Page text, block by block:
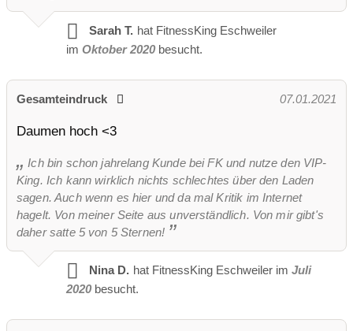
Sarah T. hat FitnessKing Eschweiler
im Oktober 2020 besucht.
Gesamteindruck 07.01.2021
Daumen hoch <3
Ich bin schon jahrelang Kunde bei FK und nutze den VIP-
King. Ich kann wirklich nichts schlechtes über den Laden
sagen. Auch wenn es hier und da mal Kritik im Internet
hagelt. Von meiner Seite aus unverständlich. Von mir gibt's
daher satte 5 von 5 Sternen!
Nina D. hat FitnessKing Eschweiler im Juli
2020 besucht.